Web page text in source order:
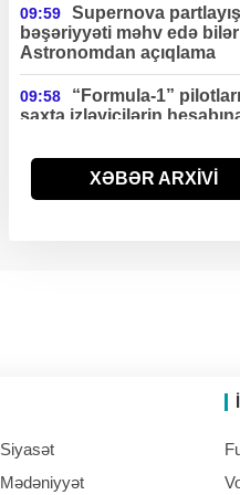
09:59
Supernova
bəşəriyyəti məhv edə
Astronomdan açıqlama
09:58
“Formula-1” pilotları
saxta izləyicilərin
ABŞ-da uçan
hərbi versiyası ilk dəfə
XƏBƏR ARXİVİ
Siyasət
Mədəniyyət